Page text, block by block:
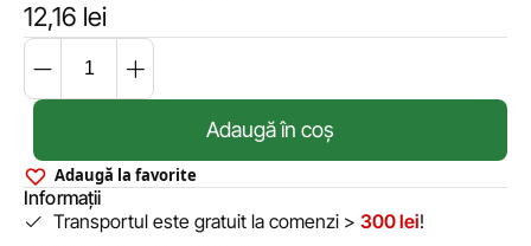
12,16 lei
Adaugă în coș
Adaugă la favorite
Informații
Transportul este gratuit la comenzi > 300 lei!